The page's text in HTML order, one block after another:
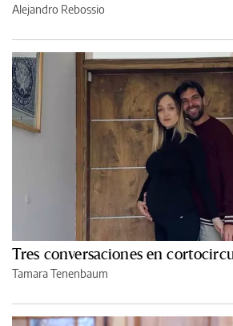
Alejandro Rebossio
Tres conversaciones en
Tamara Tenenbaum